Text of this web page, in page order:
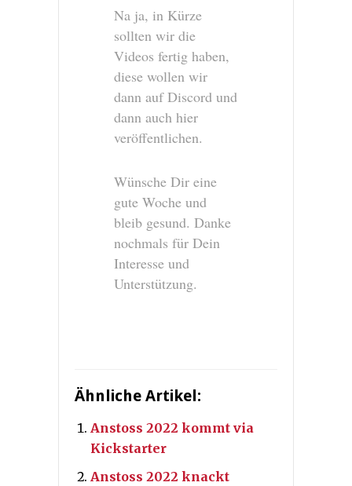
Na ja, in Kürze
sollten wir die
Videos fertig haben,
diese wollen wir
dann auf Discord und
dann auch hier
veröffentlichen.
Wünsche Dir eine
gute Woche und
bleib gesund. Danke
nochmals für Dein
Interesse und
Unterstützung.
Ähnliche Artikel:
Anstoss 2022 kommt via
Kickstarter
Anstoss 2022 knackt